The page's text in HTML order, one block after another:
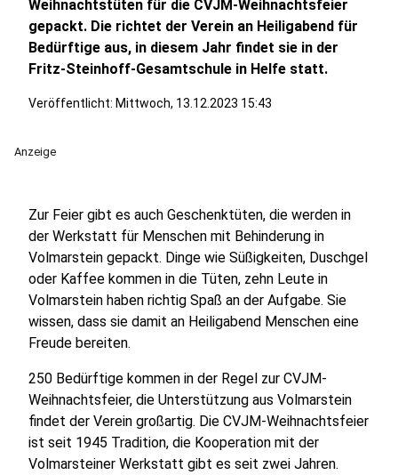
Weihnachtstüten für die CVJM-Weihnachtsfeier
gepackt. Die richtet der Verein an Heiligabend für
Bedürftige aus, in diesem Jahr findet sie in der
Fritz-Steinhoff-Gesamtschule in Helfe statt.
Veröffentlicht: Mittwoch, 13.12.2023 15:43
Anzeige
Zur Feier gibt es auch Geschenktüten, die werden in
der Werkstatt für Menschen mit Behinderung in
Volmarstein gepackt. Dinge wie Süßigkeiten, Duschgel
oder Kaffee kommen in die Tüten, zehn Leute in
Volmarstein haben richtig Spaß an der Aufgabe. Sie
wissen, dass sie damit an Heiligabend Menschen eine
Freude bereiten.
250 Bedürftige kommen in der Regel zur CVJM-
Weihnachtsfeier, die Unterstützung aus Volmarstein
findet der Verein großartig. Die CVJM-Weihnachtsfeier
ist seit 1945 Tradition, die Kooperation mit der
Volmarsteiner Werkstatt gibt es seit zwei Jahren.